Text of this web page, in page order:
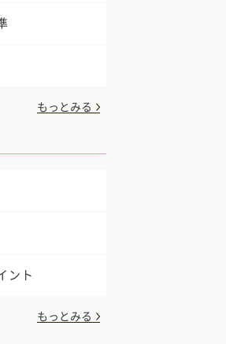
もっとみる
ント
もっとみる